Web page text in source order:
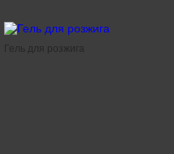
Гель для розжига